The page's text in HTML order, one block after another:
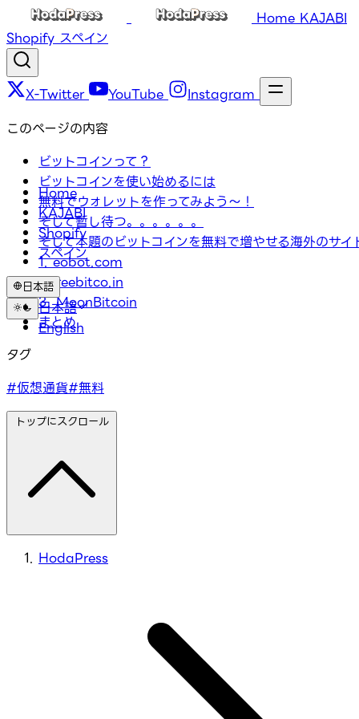
Home KAJABI
Shopify スペイン
X-Twitter YouTube Instagram
Home
KAJABI
Shopify
スペイン
日本語
日本語
English
このページの内容
ビットコインって？
ビットコインを使い始めるには
無料でウォレットを作ってみよう～！
そして暫し待つ。。。。。。
そして本題のビットコインを無料で増やせる海外のサイ
1. eobot.com
2.freebitco.in
3. MoonBitcoin
まとめ
タグ
#仮想通貨#無料
トップにスクロール
HodaPress